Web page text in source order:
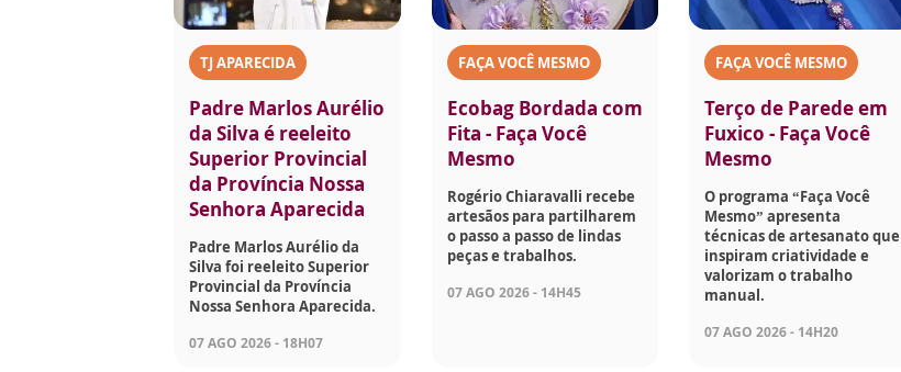
TJ APARECIDA
Padre Marlos Aurélio
da Silva é reeleito
Superior Provincial
da Província Nossa
Senhora Aparecida
Padre Marlos Aurélio da
Silva foi reeleito Superior
Provincial da Província
Nossa Senhora Aparecida.
07 AGO 2026 - 18H07
FAÇA VOCÊ MESMO
Ecobag Bordada com
Fita - Faça Você
Mesmo
Rogério Chiaravalli recebe
artesãos para partilharem
o passo a passo de lindas
peças e trabalhos.
07 AGO 2026 - 14H45
FAÇA VOCÊ MESMO
Terço de Parede em
Fuxico - Faça Você
Mesmo
O programa “Faça Você
Mesmo” apresenta
técnicas de artesanato que
inspiram criatividade e
valorizam o trabalho
manual.
07 AGO 2026 - 14H20